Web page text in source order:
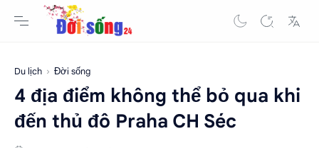
Du lịch Đời sống
4 địa điểm không thể bỏ qua khi
đến thủ đô Praha CH Séc